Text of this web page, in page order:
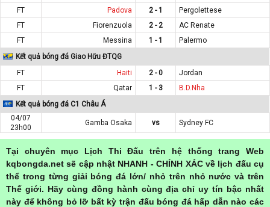
FT
Padova 2 - 1
Pergolettese
FT
Fiorenzuola 2 - 2
AC Renate
FT
Messina 1 - 1
Palermo
Kết quả bóng đá Giao Hữu ĐTQG
FT
Haiti 2 - 0
Jordan
FT
Qatar 1 - 3
B.D.Nha
Kết quả bóng đá C1 Châu Á
04/07
23h00
Gamba Osaka vs Sydney FC
Tại chuyên mục Lịch Thi Đấu trên hệ thống trang Web
kqbongda.net sẽ cập nhật NHANH - CHÍNH XÁC về lịch đấu cụ
thể trong từng giải bóng đá lớn/ nhỏ trên nhỏ nước và trên
Thế giới. Hãy cùng đồng hành cùng địa chỉ uy tín bậc nhất
này để không bỏ lỡ bất kỳ trận đấu bóng đá hấp dẫn nào các